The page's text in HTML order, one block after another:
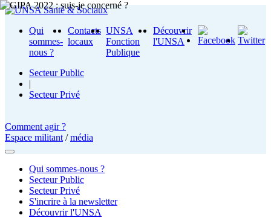
Qui
sommes-
nous ?
Contacts
locaux
UNSA
Fonction
Publique
Découvrir
l'UNSA
Secteur Public
|
Secteur Privé
Comment agir ?
Espace militant /média
Qui sommes-nous ?
Secteur Public
Secteur Privé
S'incrire à la newsletter
Découvrir l'UNSA